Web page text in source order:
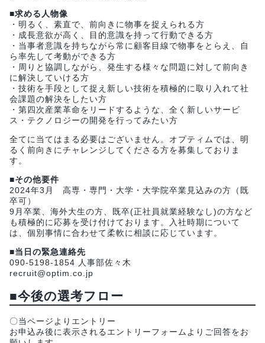
■求める人物像
・明るく、素直で、前向きに物事を捉えられる方
・成長意欲が高く、目的意識を持って行動できる方
・当事者意識を持ちながら常に顧客目線で物事をとらえ、自
ら率先して考動ができる方
・周りと協調しながら、発生する様々な問題に対して前向き
に解決していける方
・技術を手段として捉え新しい技術を積極的に取り入れて社
会課題の解決をしたい方
・第四次産業革命をリードするような、全く新しいサービ
ス・テクノロジーの開発を行ってみたい方
全てに当てはまる必要はございません。オプティムでは、明
るく前向きにチャレンジしてくださる方を募集しておりま
す。
■その他要件
2024年3月 高専・専門・大学・大学院卒業見込みの方（既
卒可）
9月卒業、海外大生の方、既卒(正社員就業経験なし)の方など
も積極的に応募を受け付けております。入社時期について
は、個別事情に合わせて柔軟に相談に応じています。
■当日の緊急連絡先
090-5198-1854 人事部佐々木
recruit@optim.co.jp
■今後の選考フロー
〇当ページよりエントリー
お申込み後に表示されるエントリーフォームよりご回答をお